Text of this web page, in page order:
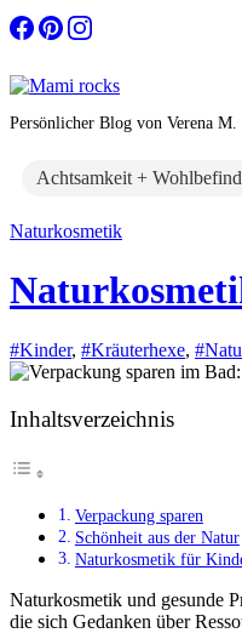
Zum
Inhalt
Persönlicher Blog von Verena M.
Achtsamkeit +
Naturkosmetik
#Kinder, #Kräuterhexe,
Inhaltsverzeichnis
Verpackung sparen
Schönheit aus der Natur
Naturkosmetik für
Naturkosmetik und
die sich Gedanken über